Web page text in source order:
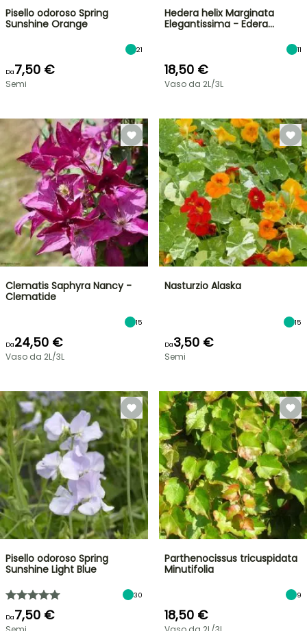
Pisello odoroso Spring
Sunshine Orange
21
Da7,50 €
Semi
Hedera helix Marginata
Elegantissima - Edera…
11
18,50 €
Vaso da 2L/3L
Clematis Saphyra Nancy -
Clematide
15
Da24,50 €
Vaso da 2L/3L
Nasturzio Alaska
15
Da3,50 €
Semi
Pisello odoroso Spring
Sunshine Light Blue
30
Da7,50 €
Parthenocissus tricuspidata
Minutifolia
9
18,50 €